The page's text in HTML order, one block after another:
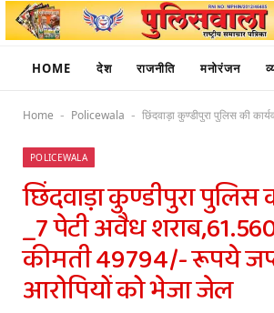
HOME देश राजनीति मनोरंजन
Home - Policewala - छिंदवाड़ा कुण्डीपुरा पुलिस की कार्यवाही _7 पेटी अवैध शराब,61.560
POLICEWALA
छिंदवाड़ा कुण्डीपुरा पुलिस
_7 पेटी अवैध
कीमती 49794/- रूपये
आरोपियों को भेजा जेल